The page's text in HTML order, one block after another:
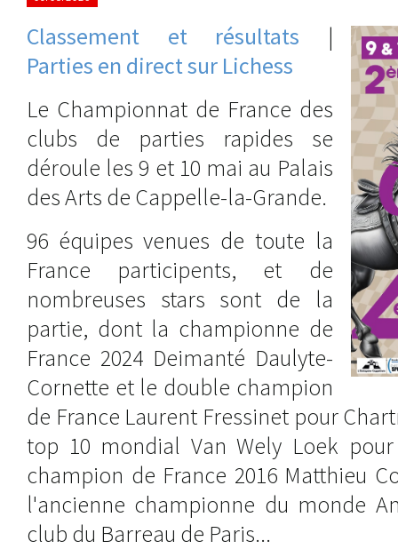
Classement et résultats |
Parties en direct sur Lichess
Le Championnat de France des
clubs de parties rapides se
déroule les 9 et 10 mai au Palais
des Arts de Cappelle-la-Grande.
96 équipes venues de toute la
France participents, et de
nombreuses stars sont de la
partie, dont la championne de
France 2024 Deimanté Daulyte-
Cornette et le double champion
de France Laurent Fressinet pour
top 10 mondial Van Wely Loek
champion de France 2016 Matthieu
l'ancienne championne du monde
club du Barreau de Paris...